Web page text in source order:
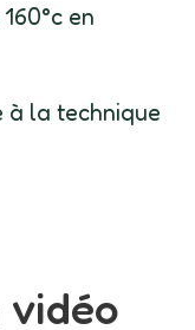
en
à la technique
vidéo